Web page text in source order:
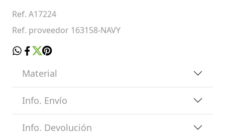
Ref. A17224
Ref. proveedor 163158-NAVY
Material
Info. Envío
Info. Devolución